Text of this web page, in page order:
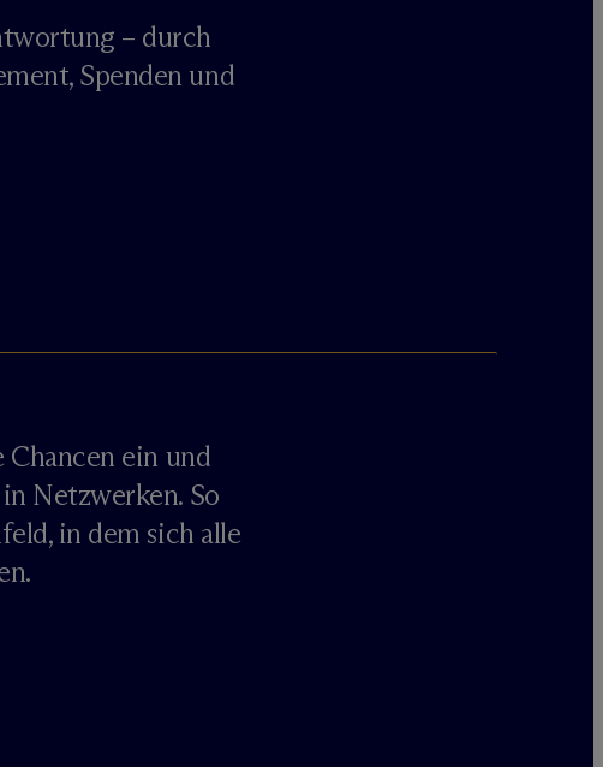
– durch
Spenden und
ein und
Netzwerken. So
in dem sich alle